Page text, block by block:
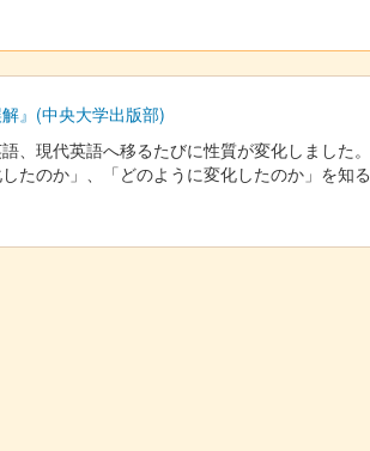
』(中央大学出版部)
、現代英語へ移るたびに性質が変化しました。
たのか」、「どのように変化したのか」を知る